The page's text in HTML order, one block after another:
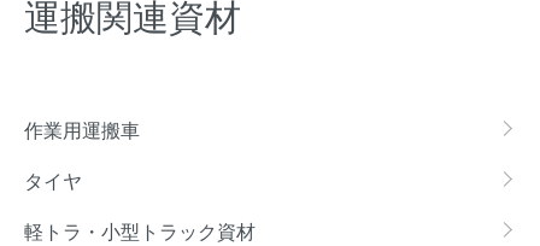
運搬関連資材
作業用運搬車
タイヤ
軽トラ・小型トラック資材